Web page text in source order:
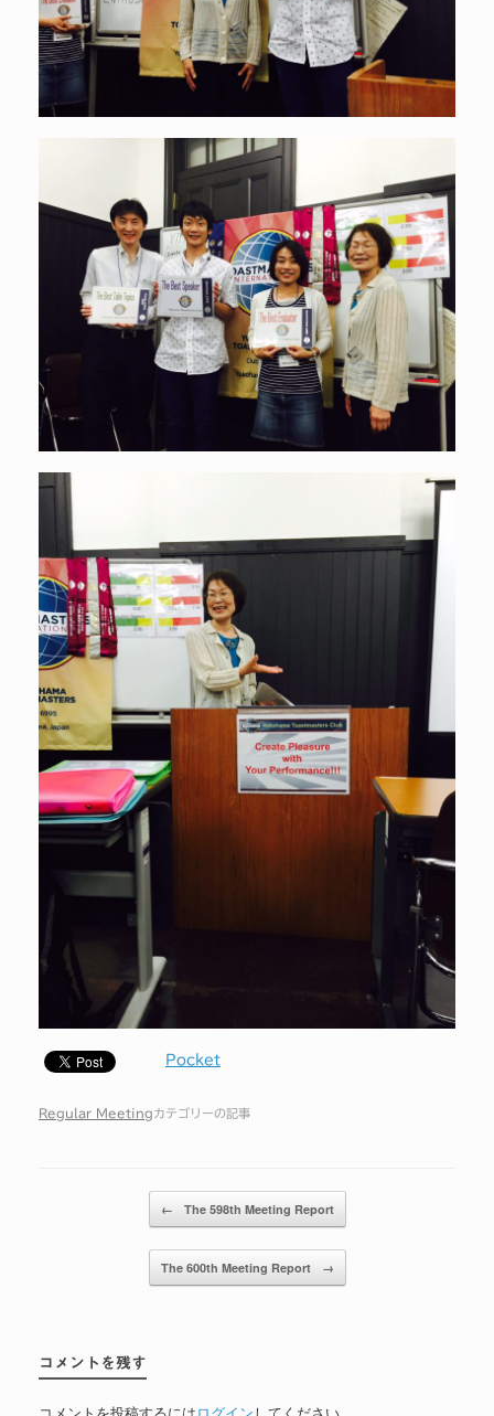
Pocket
Regular Meetingカテゴリーの記事
← The 598th Meeting Report
The 600th Meeting Report →
コメントを残す
コメントを投稿するにはログインしてください。